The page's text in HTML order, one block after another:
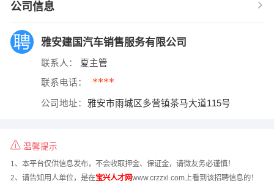
公司信息
雅安建国汽车销售服务有限公司
联系人： 夏主管
联系电话： ****
公司地址： 雅安市雨城区多营镇茶马大道115号
温馨提示
1、本平台仅供信息发布，不会收取押金、保证金，请微友务必谨慎！
2、请告知用人单位，是在宝兴人才网www.crzzxl.com上看到该招聘信息的！